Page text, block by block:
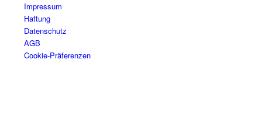
Impressum
Haftung
Datenschutz
AGB
Cookie-Präferenzen